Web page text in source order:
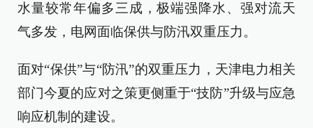
水量较常年偏多三成，极端强降水、强对流天
气多发，电网面临保供与防汛双重压力。
面对“保供”与“防汛”的双重压力，天津电力相关
部门今夏的应对之策更侧重于“技防”升级与应急
响应机制的建设。